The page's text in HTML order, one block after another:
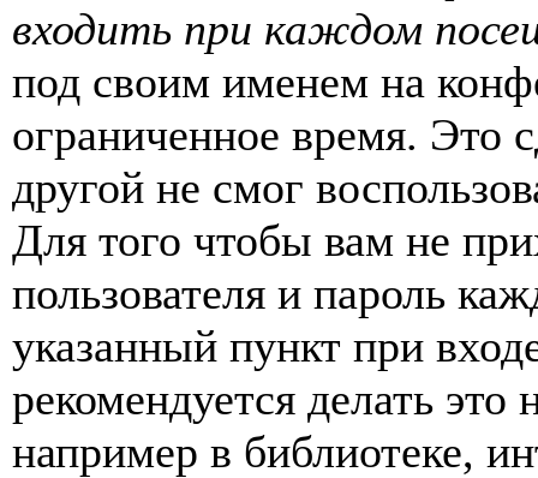
входить при каждом
под своим именем на
ограниченное время. Это
другой не смог
Для того чтобы вам не
пользователя и пароль
указанный пункт при
рекомендуется делать
например в библиотеке,